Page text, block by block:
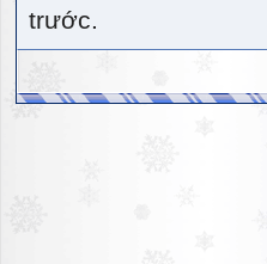
trước.